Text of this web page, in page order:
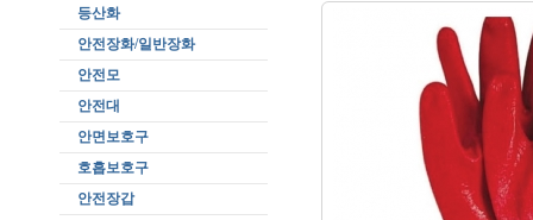
등산화
안전장화/일반장화
안전모
안전대
안면보호구
호흡보호구
안전장갑